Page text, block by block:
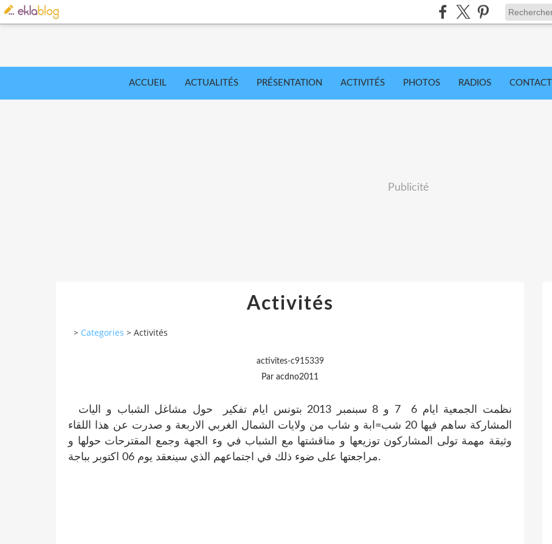
ACCUEIL ACTUALITÉS PRÉSENTATION ACTIVITÉS PHOTOS RADIOS CONTACT
Publicité
Activités
> Categories > Activités
activites-c915339
Par acdno2011
المشاركة ساهم فيها 20 شب=ابة و شاب من ولايات الشمال الغربي الاربعة و صدرت عن هذا اللقاء
وثيقة مهمة تولى المشاركون توزيعها و مناقشتها مع الشباب في وء الجهة وجمع المقترحات حولها و
مراجعتها على ضوء ذلك في اجتماعهم الذي سينعقد يوم 06 اكتوبر بباجة.